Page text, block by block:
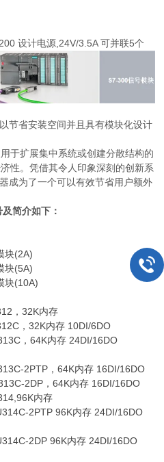
设计电源,24V/3.5A 可并联5个
节省安装空间并且具有模块化设计
于扩展集中系统或创建分散结构的
性。凭借其令人印象深刻的创新系
成为了一个可以有效节省用户额外
简介如下：
块(2A)
块(5A)
块(10A)
，32K内存
，32K内存 10DI/6DO
，64K内存 24DI/16DO
2PTP，64K内存 16DI/16DO
2DP，64K内存 16DI/16DO
内存
2PTP 96K内存 24DI/16DO
2DP 96K内存 24DI/16DO